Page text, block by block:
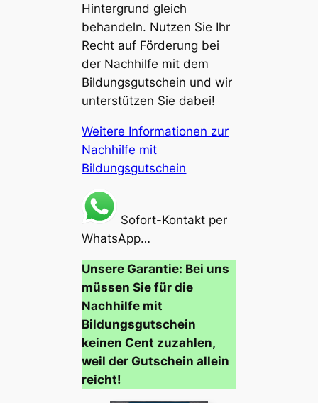
Hintergrund gleich
behandeln. Nutzen Sie Ihr
Recht auf Förderung bei
der Nachhilfe mit dem
Bildungsgutschein und wir
unterstützen Sie dabei!
Weitere Informationen zur
Nachhilfe mit
Bildungsgutschein
Sofort-Kontakt per
WhatsApp…
Unsere Garantie: Bei uns
müssen Sie für die
Nachhilfe mit
Bildungsgutschein
keinen Cent zuzahlen,
weil der Gutschein allein
reicht!